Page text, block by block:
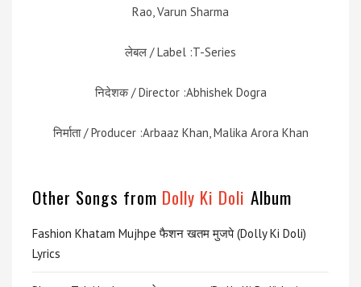
Rao, Varun Sharma
लेबल / Label :T-Series
निदेशक / Director :Abhishek Dogra
निर्माता / Producer :Arbaaz Khan, Malika Arora Khan
Other Songs from Dolly Ki Doli Album
Fashion Khatam Mujhpe फैशन खतम मुजपे (Dolly Ki Doli)
Lyrics